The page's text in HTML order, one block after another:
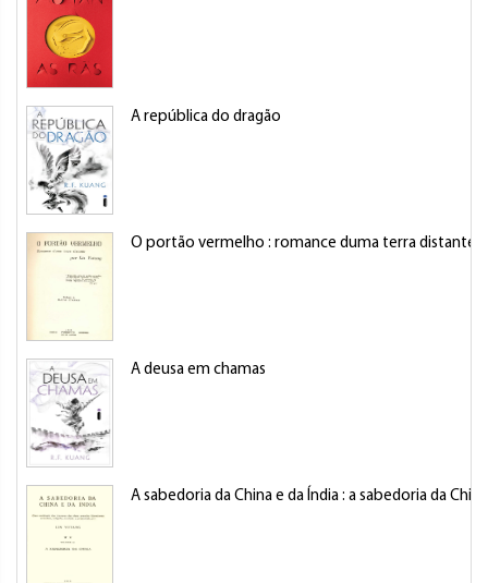
A república do dragão
O portão vermelho : romance duma terra distante
A deusa em chamas
A sabedoria da China e da Índia : a sabedoria da China